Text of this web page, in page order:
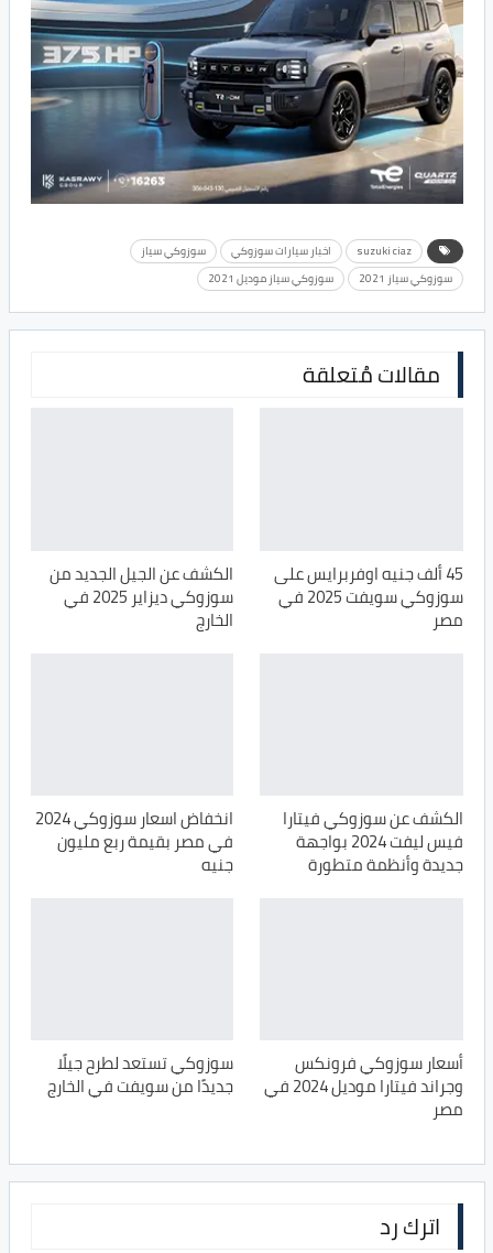
suzuki ciaz اخبار سيارات سوزوكي
سوزوكي سياز
سوزوكي سياز 2021
سوزوكي سياز موديل 2021
مقالات مُتعلقة
45 ألف جنيه اوفربرايس على
سوزوكي سويفت 2025 في
مصر
الكشف عن الجيل الجديد من
سوزوكي ديزاير 2025 في
الخارج
الكشف عن سوزوكي فيتارا
فيس ليفت 2024 بواجهة
جديدة وأنظمة متطورة
انخفاض اسعار سوزوكي 2024
في مصر بقيمة ربع مليون
جنيه
أسعار سوزوكي فرونكس
وجراند فيتارا موديل 2024 في
مصر
سوزوكي تستعد لطرح جيلًا
جديدًا من سويفت في الخارج
اترك رد